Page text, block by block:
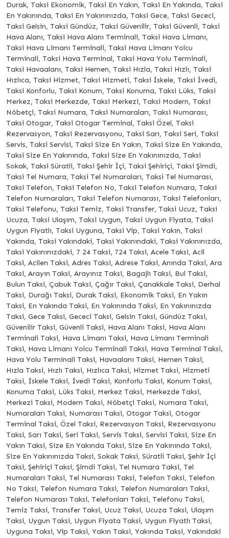
Durak, Taksi Ekonomik, Taksi En Yakın, Taksi En Yakında, Taksi
En Yakınında, Taksi En Yakınınızda, Taksi Gece, Taksi Gececi,
Taksi Gelsin, Taksi Gündüz, Taksi Güvenilir, Taksi Güvenli, Taksi
Hava Alanı, Taksi Hava Alanı Terminali, Taksi Hava Limanı,
Taksi Hava Limanı Terminali, Taksi Hava Limanı Yolcu
Terminali, Taksi Hava Terminal, Taksi Hava Yolu Terminali,
Taksi Havaalanı, Taksi Hemen, Taksi Hızla, Taksi Hızlı, Taksi
Hızlıca, Taksi Hizmet, Taksi Hizmeti, Taksi İskele, Taksi İvedi,
Taksi Konforlu, Taksi Konum, Taksi Konuma, Taksi Lüks, Taksi
Merkez, Taksi Merkezde, Taksi Merkezi, Taksi Modern, Taksi
Nöbetçi, Taksi Numara, Taksi Numaraları, Taksi Numarası,
Taksi Otogar, Taksi Otogar Terminal, Taksi Özel, Taksi
Rezervasyon, Taksi Rezervasyonu, Taksi Sarı, Taksi Seri, Taksi
Servis, Taksi Servisi, Taksi Size En Yakın, Taksi Size En Yakında,
Taksi Size En Yakınında, Taksi Size En Yakınınızda, Taksi
Sokak, Taksi Süratli, Taksi Şehir İçi, Taksi Şehiriçi, Taksi Şimdi,
Taksi Tel Numara, Taksi Tel Numaraları, Taksi Tel Numarası,
Taksi Telefon, Taksi Telefon No, Taksi Telefon Numara, Taksi
Telefon Numaraları, Taksi Telefon Numarası, Taksi Telefonları,
Taksi Telefonu, Taksi Temiz, Taksi Transfer, Taksi Ucuz, Taksi
Ucuza, Taksi Ulaşım, Taksi Uygun, Taksi Uygun Fiyata, Taksi
Uygun Fiyatlı, Taksi Uyguna, Taksi Vip, Taksi Yakın, Taksi
Yakında, Taksi Yakındaki, Taksi Yakınındaki, Taksi Yakınınızda,
Taksi Yakınınızdaki, 7 24 Taksi, 724 Taksi, Acele Taksi, Acil
Taksi, Acilen Taksi, Adres Taksi, Adrese Taksi, Anında Taksi, Ara
Taksi, Arayın Taksi, Arayınız Taksi, Bagajlı Taksi, Bul Taksi,
Bulun Taksi, Çabuk Taksi, Çağır Taksi, Çanakkale Taksi, Derhal
Taksi, Durağı Taksi, Durak Taksi, Ekonomik Taksi, En Yakın
Taksi, En Yakında Taksi, En Yakınında Taksi, En Yakınınızda
Taksi, Gece Taksi, Gececi Taksi, Gelsin Taksi, Gündüz Taksi,
Güvenilir Taksi, Güvenli Taksi, Hava Alanı Taksi, Hava Alanı
Terminali Taksi, Hava Limanı Taksi, Hava Limanı Terminali
Taksi, Hava Limanı Yolcu Terminali Taksi, Hava Terminal Taksi,
Hava Yolu Terminali Taksi, Havaalanı Taksi, Hemen Taksi,
Hızla Taksi, Hızlı Taksi, Hızlıca Taksi, Hizmet Taksi, Hizmeti
Taksi, İskele Taksi, İvedi Taksi, Konforlu Taksi, Konum Taksi,
Konuma Taksi, Lüks Taksi, Merkez Taksi, Merkezde Taksi,
Merkezi Taksi, Modern Taksi, Nöbetçi Taksi, Numara Taksi,
Numaraları Taksi, Numarası Taksi, Otogar Taksi, Otogar
Terminal Taksi, Özel Taksi, Rezervasyon Taksi, Rezervasyonu
Taksi, Sarı Taksi, Seri Taksi, Servis Taksi, Servisi Taksi, Size En
Yakın Taksi, Size En Yakında Taksi, Size En Yakınında Taksi,
Size En Yakınınızda Taksi, Sokak Taksi, Süratli Taksi, Şehir İçi
Taksi, Şehiriçi Taksi, Şimdi Taksi, Tel Numara Taksi, Tel
Numaraları Taksi, Tel Numarası Taksi, Telefon Taksi, Telefon
No Taksi, Telefon Numara Taksi, Telefon Numaraları Taksi,
Telefon Numarası Taksi, Telefonları Taksi, Telefonu Taksi,
Temiz Taksi, Transfer Taksi, Ucuz Taksi, Ucuza Taksi, Ulaşım
Taksi, Uygun Taksi, Uygun Fiyata Taksi, Uygun Fiyatlı Taksi,
Uyguna Taksi, Vip Taksi, Yakın Taksi, Yakında Taksi, Yakındaki